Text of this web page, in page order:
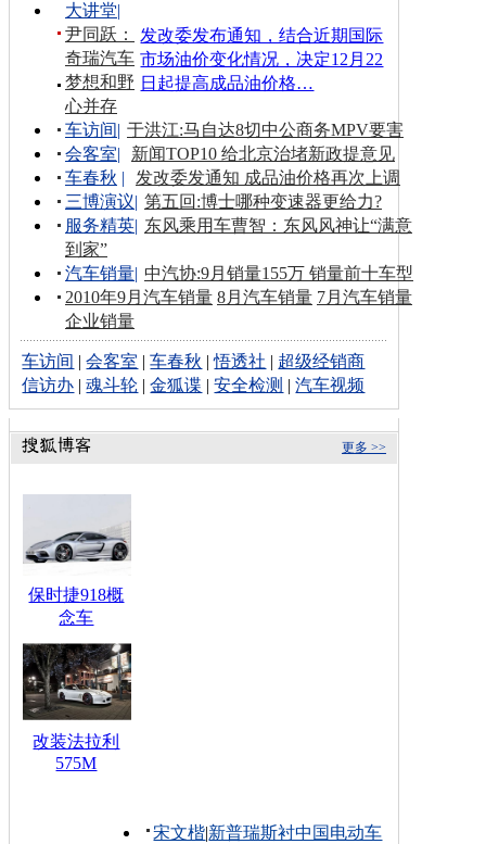
发改委发布通知，结合近期国际
市场油价变化情况，决定12月22
日起提高成品油价格…
大讲堂|
尹同跃：
奇瑞汽车
梦想和野
心并存
车访间| 于洪江:马自达8切中公商务MPV要害
会客室|
新闻TOP10 给北京治堵新政提意见
车春秋 |
发改委发通知 成品油价格再次上调
三博演议| 第五回:博士哪种变速器更给力?
服务精英| 东风乘用车曹智：东风风神让“满意
到家”
汽车销量| 中汽协:9月销量155万 销量前十车型
2010年9月汽车销量 8月汽车销量 7月汽车销量
企业销量
车访间 |会客室 |车春秋 |悟透社 | 超级经销商
信访办 |魂斗轮 |金狐谍 |安全检测 |汽车视频
更多 >>
保时捷918概
念车
改装法拉利
575M
宋文楷|新普瑞斯衬中国电动车